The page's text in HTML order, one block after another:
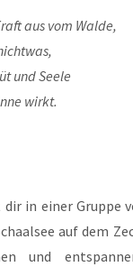
aus vom Walde,
und Seele
wirkt.
in einer Gruppe
auf dem
und